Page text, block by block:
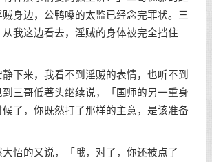
身边，公鸭嗓的太监已经念完罪状。三
我这边看去，淫贼的身体被完全挡住
来，我看不到淫贼的表情，也听不到
三哥低著头继续说，「国师的另一重身
了，你既然打了那样的主意，是该准备
的又说，「哦，对了，你还被点了